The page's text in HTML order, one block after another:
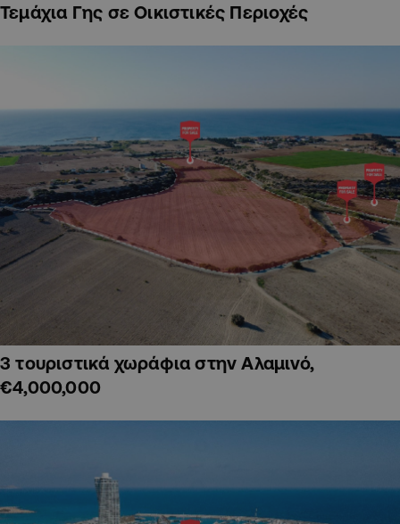
Τεμάχια Γης σε Οικιστικές Περιοχές
3 τουριστικά χωράφια στην Αλαμινό,
€4,000,000